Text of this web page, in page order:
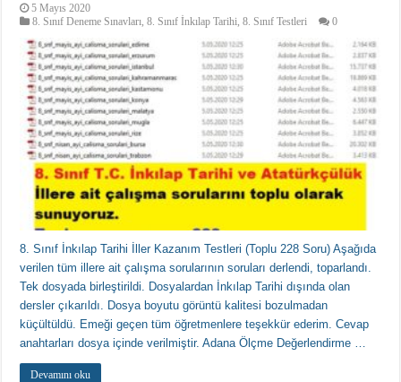
5 Mayıs 2020
8. Sınıf Deneme Sınavları ,8. Sınıf İnkılap Tarihi ,8. Sınıf Testleri 0
8. Sınıf İnkılap Tarihi İller Kazanım Testleri (Toplu 228 Soru) Aşağıda
verilen tüm illere ait çalışma sorularının soruları derlendi, toparlandı.
Tek dosyada birleştirildi. Dosyalardan İnkılap Tarihi dışında olan
dersler çıkarıldı. Dosya boyutu görüntü kalitesi bozulmadan
küçültüldü. Emeği geçen tüm öğretmenlere teşekkür ederim. Cevap
anahtarları dosya içinde verilmiştir. Adana Ölçme Değerlendirme …
Devamını oku